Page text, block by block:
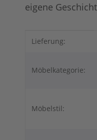
eigene
Wert
Lieferung:
Möbelkategorie:
Möbelstil: